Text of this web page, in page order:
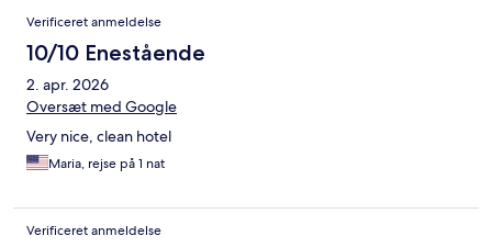
Verificeret anmeldelse
10/10 Enestående
2. apr. 2026
Oversæt med Google
Very nice, clean hotel
Maria, rejse på 1 nat
Verificeret anmeldelse